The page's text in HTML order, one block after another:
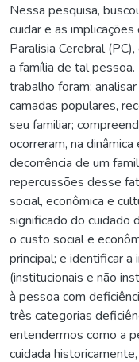
Nessa pesquisa,
cuidar e as
Paralisia Cerebral
a família de tal
trabalho foram:
camadas populares,
seu familiar;
ocorreram, na
decorrência de um
repercussões desse
social, econômica e
significado do cuidado
o custo social e
principal; e identificar
(institucionais e não
à pessoa com
três categorias
entendermos como a
cuidada